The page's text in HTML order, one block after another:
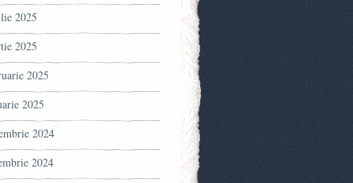
2025
2025
2025
2025
2024
2024